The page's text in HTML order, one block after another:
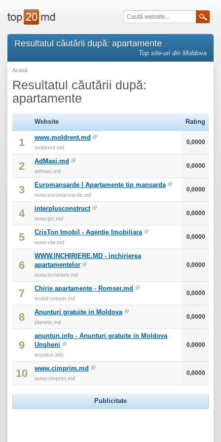
Resultatul căutării după: apartamente
Top site-uri din Moldova
Acasă
Resultatul căutării după:
apartamente
Website Rating
1 www.moldrent.md
moldrent.md
0,0000
2 AdMaxi.md
admaxi.md
0,0000
3 Euromansarde | Apartamente tip mansarda
www.euromansarde.md
0,0000
4 interplusconstruct
www.ipc.md
0,0000
5 CrisTon Imobil - Agentie Imobiliara
www.vila.md
0,0000
6
WWW.INCHIRIERE.MD - inchirierea
apartamentelor
www.inchiriere.md
0,0000
7 Chirie apartamente - Romser.md
imobil.romser.md
0,0000
8 Anunturi gratuite in Moldova
planeta.md
0,0000
9
anuntun.info - Anunturi gratuite in Moldova
Ungheni
anuntun.info
0,0000
10 www.cimprim.md
www.cimprim.md
0,0000
Publicitate